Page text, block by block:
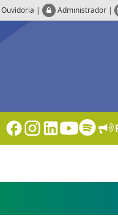
Ouvidoria | Administrador |